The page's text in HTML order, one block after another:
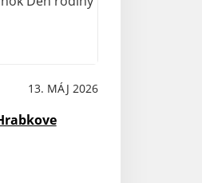
13. MÁJ 2026